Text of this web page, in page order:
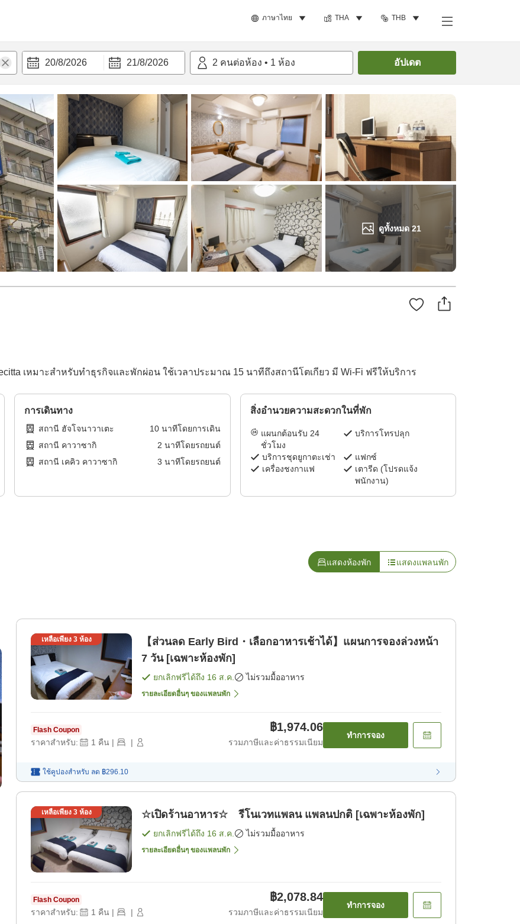
ภาษาไทย THA THB
20/8/2026 21/8/2026 2 คนต่อห้อง • 1 ห้อง อัปเดต
ดูทั้งหมด21
ค้นหาห้องพัก
เหมาะสำหรับทำธุรกิจและพักผ่อน ใช้เวลาประมาณ 15 นาทีถึงสถานีโตเกียว มี Wi-Fi ฟรีให้บริการ
การเดินทาง
สถานี ฮัจโจนาวาเตะ 10นาทีโดยการเดิน
สถานี คาวาซากิ
2 นาทีโดยรถยนต์
สถานี เคคิว คาวาซากิ
3 นาทีโดยรถยนต์
สิ่งอำนวยความสะดวกในที่พัก
แผนกต้อนรับ 24
ชั่วโมง
บริการโทรปลุก
บริการชุดยูกาตะเช่า
แฟกซ์
เครื่องชงกาแฟ
เตารีด (โปรดแจ้ง
พนักงาน)
แสดงห้องพัก แสดงแพลนพัก
เหลือเพียง 3ห้อง
【ส่วนลด Early Bird・เลือกอาหารเช้าได้】แผนการจองล่วงหน้า
7 วัน [เฉพาะห้องพัก]
ยกเลิกฟรีได้ถึง 16 ส.ค. ไม่รวมมื้ออาหาร
รายละเอียดอื่นๆ ของแพลนพัก
Flash Coupon
ราคาสำหรับ: 1 คืน | |
฿1,974.06
รวมภาษีและค่าธรรมเนียม
ทำการจอง
ใช้คูปองสำหรับ ลด ฿296.10
เหลือเพียง 3ห้อง ☆เปิดร้านอาหาร☆ รีโนเวทแพลน แพลนปกติ [เฉพาะห้องพัก]
ยกเลิกฟรีได้ถึง 16 ส.ค. ไม่รวมมื้ออาหาร
รายละเอียดอื่นๆ ของแพลนพัก
Flash Coupon
ราคาสำหรับ: 1 คืน | |
฿2,078.84
รวมภาษีและค่าธรรมเนียม
ทำการจอง